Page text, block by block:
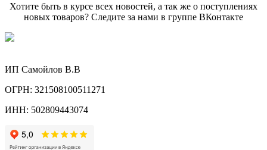
Хотите быть в курсе всех новостей, а так же о поступлениях
новых товаров? Следите за нами в группе ВКонтакте
ИП Самойлов В.В
ОГРН: 321508100511271
ИНН: 502809443074